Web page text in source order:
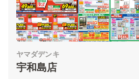
ヤマダデンキ
宇和島店